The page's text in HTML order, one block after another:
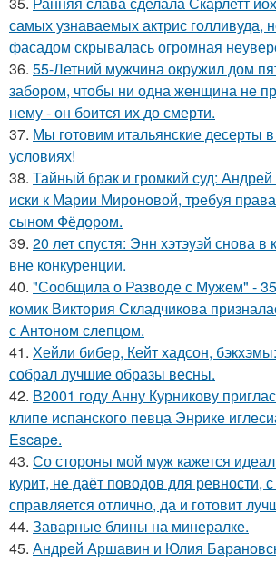
самых узнаваемых актрис голливуда,
фасадом скрывалась огромная
36. 55-Летний мужчина окружил дом
забором, чтобы ни одна женщина не
нему - он боится их до смерти.
37. Мы готовим итальянские десерты
условиях!
38. Тайный брак и громкий суд:
иски к Марии Мироновой, требуя
сыном Фёдором.
39. 20 лет спустя: Энн хэтэуэй снова в
вне конкуренции.
40. "Сообщила о Разводе с Мужем" -
комик Виктория Складчикова
с Антоном слепцом.
41. Хейли бибер, Кейт хадсон,
собрал лучшие образы весны.
42. В2001 году Анну Курникову
клипе испанского певца Энрике
Escape.
43. Со стороны мой муж кажется
курит, не даёт поводов для ревности,
справляется отлично, да и готовит
44. Заварные блины на минералке.
45. Андрей Аршавин и Юлия